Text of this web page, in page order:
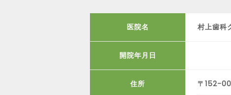
医院名 村上歯科
開院年月日
住所 〒152-